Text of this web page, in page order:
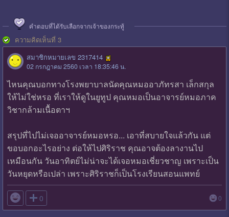
คำตอบที่ได้รับเลือกจากเจ้าของกระทู้
ความคิดเห็นที่ 3
สมาชิกหมายเลข 2317414
02 กรกฎาคม 2560 เวลา 18:35:46 น.
ไหนคุณบอกทางโรงพยาบาลนัดคุณหมออาภัทรสา เล็กสกุล
ให้ไม่ใช่หรอ ที่เราให้ดูในยูทูป คุณหมอเป็นอาจารย์หมอภาค
วิชากล้ามเนื้อตาฯ
สรุปที่ไปไม่เจออาจารย์หมอหรอ... เอาที่สบายใจแล้วกัน แต่
ขอบอกอะไรอย่าง ต่อให้ไปศิริราช คุณอาจต้องลางานไป
เหมือนกัน วันอาทิตย์ไม่น่าจะได้เจอหมอเชี่ยวชาญ เพราะเป็น
วันหยุดหรือเปล่า เพราะศิริราชก็เป็นโรงเรียนสอนแพทย์
 0 0